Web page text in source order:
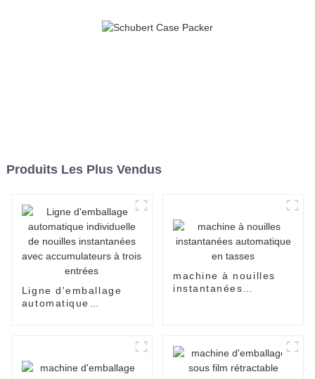
Produits Les Plus Vendus
Ligne d'emballage
automatique
avec accumulateurs à
machine à nouilles
instantanées